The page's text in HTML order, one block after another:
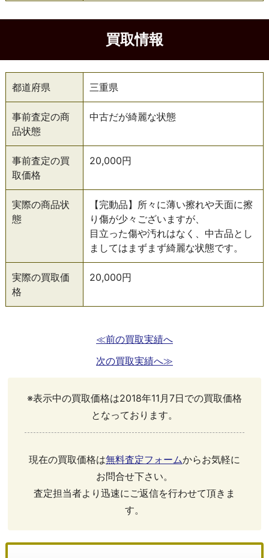
買取情報
都道府県 三重県
事前査定の商
品状態
中古だが綺麗な状態
事前査定の買
取価格
20,000円
実際の商品状
態
【完動品】所々に薄い擦れや天面に擦
り傷が少々ございますが、
目立った傷や汚れはなく、中古品とし
ましてはまずまず綺麗な状態です。
実際の買取価
格
20,000円
≪前の買取実績へ
次の買取実績へ≫
※表示中の買取価格は2018年11月7日での買取価格
となっております。
現在の買取価格は無料査定フォームからお気軽に
お問合せ下さい。
査定担当者より迅速にご返信を行わせて頂きま
す。